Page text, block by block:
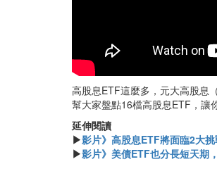
高股息ETF這麼多，元大高股息
幫大家盤點16檔高股息ETF，讓
延伸閱讀
▶影片》高股息ETF將面臨2大
▶影片》美債ETF也分長短天期